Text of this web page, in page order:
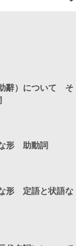
辭）について そ
形 助動詞
形 定語と状語な